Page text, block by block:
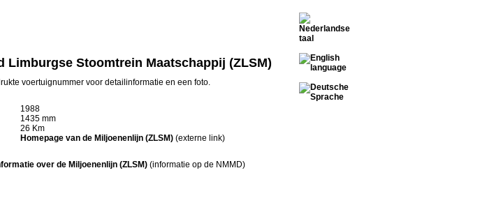
Limburgse Stoomtrein Maatschappij (ZLSM)
voertuignummer voor detailinformatie en een foto.
1988
1435 mm
26 Km
Homepage van de Miljoenenlijn (ZLSM) (externe link)
over de Miljoenenlijn (ZLSM) (informatie op de NMMD)